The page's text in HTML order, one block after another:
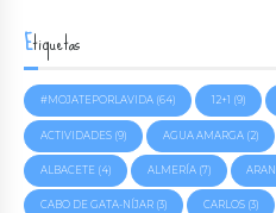
Etiquetas
#MOJATEPORLAVIDA(64) 12+1 (9)
ACTIVIDADES(9) AGUA AMARGA(2)
ALBACETE (4) ALMERÍA(7)
CABO DE GATA-NÍJAR(3) CARLOS(3)